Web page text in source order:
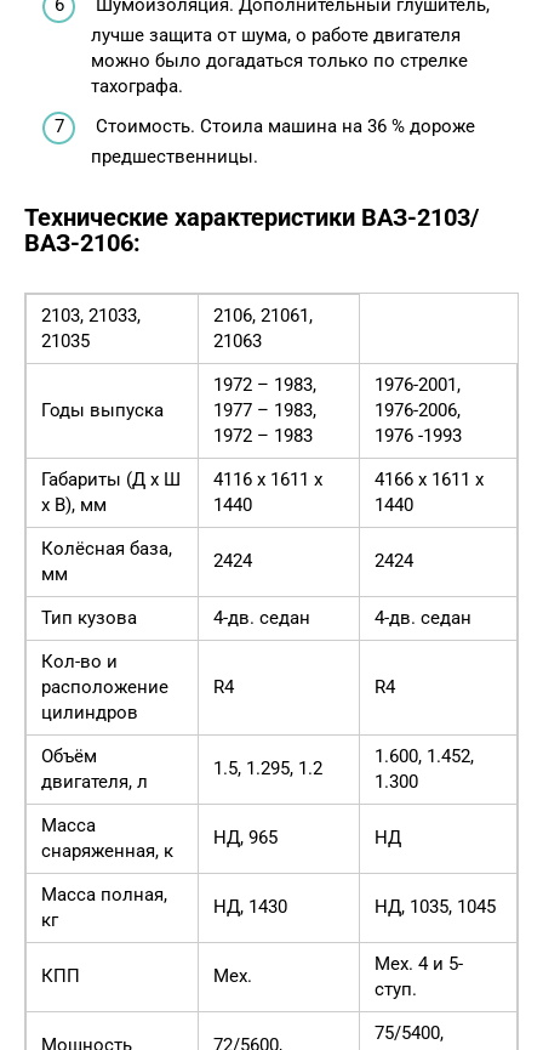
лучше защита от шума, о работе двигателя
можно было догадаться только по стрелке
тахографа.
Стоимость. Стоила машина на 36 % дороже
предшественницы.
Технические характеристики ВАЗ-2103/
ВАЗ-2106:
2103, 21033,
21035
2106, 21061,
21063
Годы выпуска
1972 – 1983,
1977 – 1983,
1972 – 1983
1976-2001,
1976-2006,
1976 -1993
Габариты (Д х Ш
x В), мм
4116 х 1611 х
1440
4166 х 1611 х
1440
Колёсная база,
мм
2424 2424
Тип кузова 4-дв. седан
4-дв. седан
Кол-во и
расположение
цилиндров
R4 R4
Объём
двигателя, л
1.5, 1.295, 1.2
1.600, 1.452,
1.300
Масса
снаряженная, к
НД, 965 НД
Масса полная,
кг
НД, 1430 НД, 1035, 1045
КПП Мех.
Мех. 4 и 5-
ступ.
Мощность 72/5600,
75/5400,